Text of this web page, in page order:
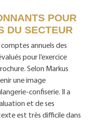
POUR
DU SECTEUR
annuels des
pour l’exercice
Selon Markus
une image
confiserie. Il a
et de ses
est très difficile dans